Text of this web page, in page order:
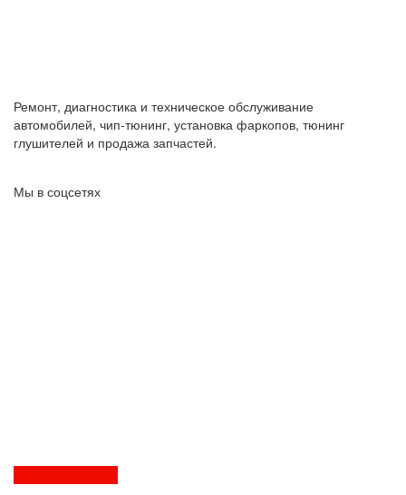
Ремонт, диагностика и техническое обслуживание
автомобилей, чип-тюнинг, установка фаркопов, тюнинг
глушителей и продажа запчастей.
Мы в соцсетях